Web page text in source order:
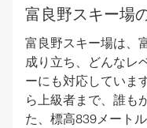
富良野スキー場
富良野スキー場は、
成り立ち、どんなレ
ーにも対応していま
ら上級者まで、誰も
た、標高839メート